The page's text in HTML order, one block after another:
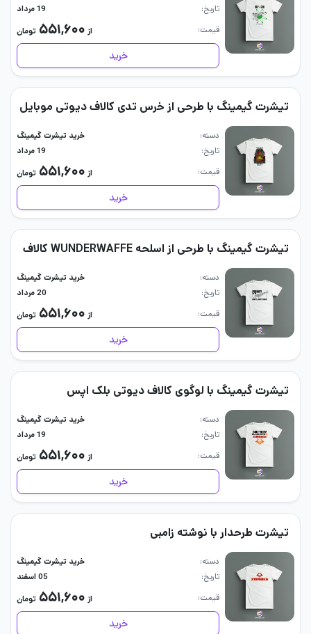
تاریخ
19 مرداد
قیمت
از ۵۵۱,۶۰۰ تومان
خرید
تیشرت گیمینگ با طرحی از خرس تدی کالاف دیوتی موبایل
دسته
خرید تیشرت گیمینگ
تاریخ
19 مرداد
قیمت
از ۵۵۱,۶۰۰ تومان
خرید
تیشرت گیمینگ با طرحی از اسلحه WUNDERWAFFE کالاف
دسته
خرید تیشرت گیمینگ
تاریخ
20 مرداد
قیمت
از ۵۵۱,۶۰۰ تومان
خرید
تیشرت گیمینگ با لوگوی کالاف دیوتی بلک اپس
دسته
خرید تیشرت گیمینگ
تاریخ
19 مرداد
قیمت
از ۵۵۱,۶۰۰ تومان
خرید
تیشرت طرحدار با نوشته زامبی
دسته
خرید تیشرت گیمینگ
تاریخ
05 اسفند
قیمت
از ۵۵۱,۶۰۰ تومان
خرید